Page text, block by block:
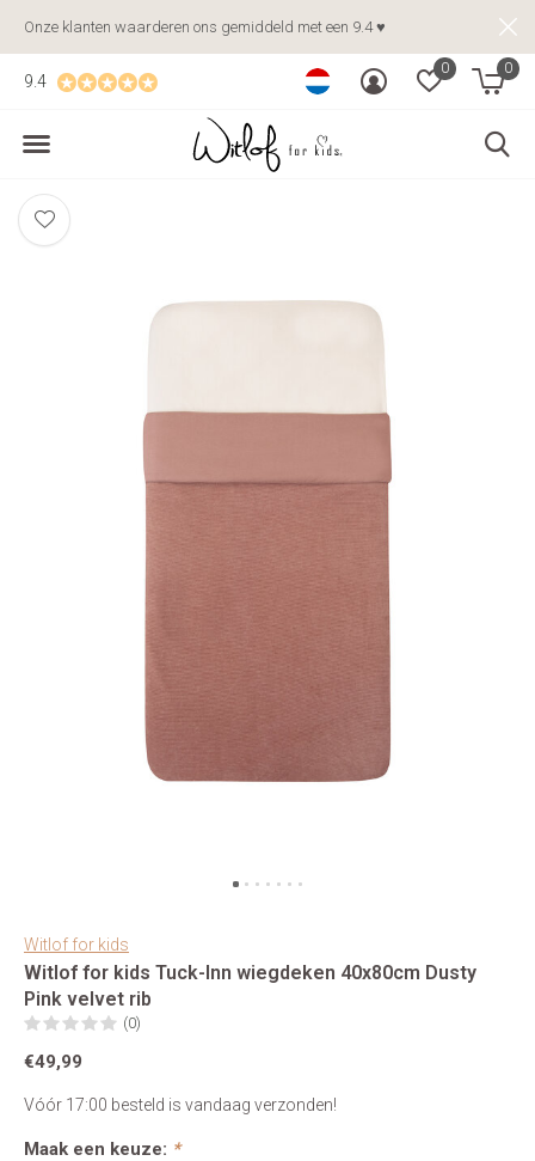
0 0
9.4
Onze klanten waarderen ons gemiddeld met een 9.4 ♥
Witlof for kids
Witlof for kids Tuck-Inn wiegdeken 40x80cm Dusty
Pink velvet rib
(0)
€49,99
Vóór 17:00 besteld is vandaag verzonden!
Maak een keuze: *